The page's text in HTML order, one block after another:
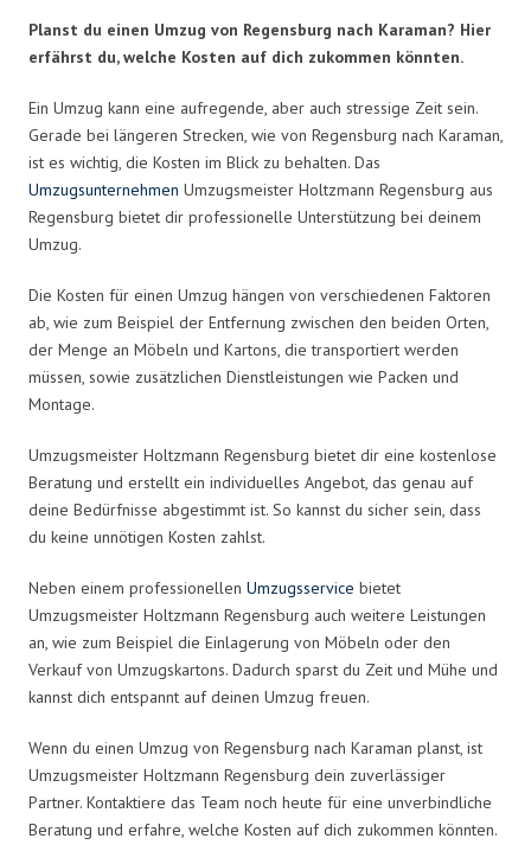
Planst du einen Umzug von Regensburg nach Karaman? Hier
erfährst du, welche Kosten auf dich zukommen könnten.
Ein Umzug kann eine aufregende, aber auch stressige Zeit sein.
Gerade bei längeren Strecken, wie von Regensburg nach Karaman,
ist es wichtig, die Kosten im Blick zu behalten. Das
Umzugsunternehmen Umzugsmeister Holtzmann Regensburg aus
Regensburg bietet dir professionelle Unterstützung bei deinem
Umzug.
Die Kosten für einen Umzug hängen von verschiedenen Faktoren
ab, wie zum Beispiel der Entfernung zwischen den beiden Orten,
der Menge an Möbeln und Kartons, die transportiert werden
müssen, sowie zusätzlichen Dienstleistungen wie Packen und
Montage.
Umzugsmeister Holtzmann Regensburg bietet dir eine kostenlose
Beratung und erstellt ein individuelles Angebot, das genau auf
deine Bedürfnisse abgestimmt ist. So kannst du sicher sein, dass
du keine unnötigen Kosten zahlst.
Neben einem professionellen Umzugsservice bietet
Umzugsmeister Holtzmann Regensburg auch weitere Leistungen
an, wie zum Beispiel die Einlagerung von Möbeln oder den
Verkauf von Umzugskartons. Dadurch sparst du Zeit und Mühe und
kannst dich entspannt auf deinen Umzug freuen.
Wenn du einen Umzug von Regensburg nach Karaman planst, ist
Umzugsmeister Holtzmann Regensburg dein zuverlässiger
Partner. Kontaktiere das Team noch heute für eine unverbindliche
Beratung und erfahre, welche Kosten auf dich zukommen könnten.